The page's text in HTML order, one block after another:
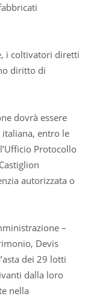
i coltivatori diretti
diritto di
dovrà essere
entro le
Protocollo
autorizzata o
–
Devis
dei 29 lotti
dalla loro
nella